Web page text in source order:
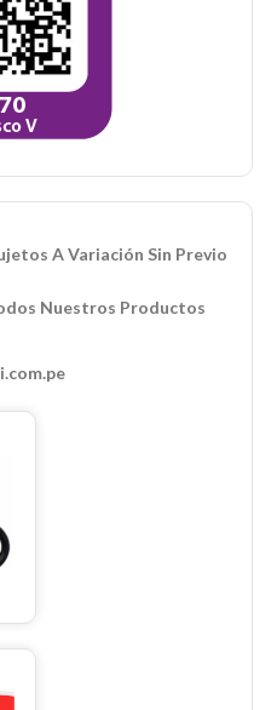
A Variación Sin Previo
Nuestros Productos